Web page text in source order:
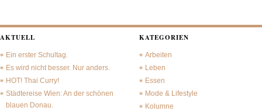
AKTUELL
Ein erster Schultag.
Es wird nicht besser. Nur anders.
HOT! Thai Curry!
Städtereise Wien: An der schönen
blauen Donau.
KATEGORIEN
Arbeiten
Leben
Essen
Mode & Lifestyle
Kolumne